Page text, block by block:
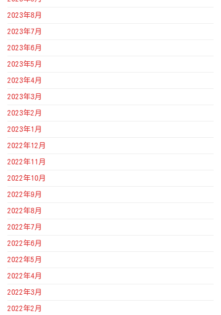
2023年8月
2023年7月
2023年6月
2023年5月
2023年4月
2023年3月
2023年2月
2023年1月
2022年12月
2022年11月
2022年10月
2022年9月
2022年8月
2022年7月
2022年6月
2022年5月
2022年4月
2022年3月
2022年2月